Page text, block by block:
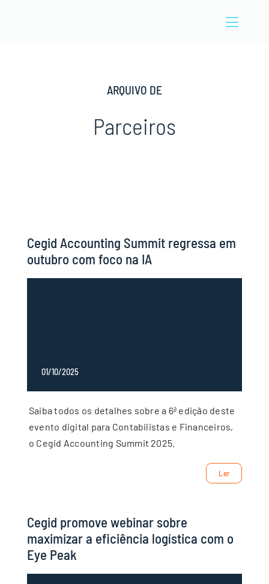
Toggle
Setores
Soluções
Contactos
Suporte
ARQUIVO DE
Parceiros
Cegid Accounting Summit regressa em
outubro com foco na IA
01/10/2025
Saiba todos os detalhes sobre a 6ª edição deste
evento digital para Contabilistas e Financeiros,
o Cegid Accounting Summit 2025.
Ler
Cegid promove webinar sobre
maximizar a eficiência logística com o
Eye Peak